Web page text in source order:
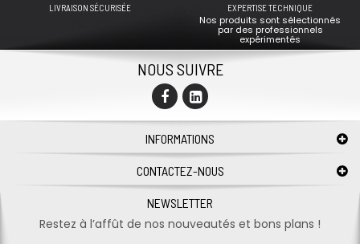
LIVRAISON SÉCURISÉE EXPERTISE TECHNIQUE
Nos produits sont sélectionnés
par des professionnels
expérimentés
NOUS SUIVRE
INFORMATIONS
CONTACTEZ-NOUS
NEWSLETTER
Restez à l’affût de nos nouveautés et bons plans !